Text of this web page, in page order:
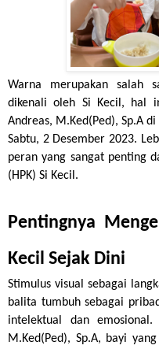
Warna merupakan salah
dikenali oleh Si Kecil, hal
Andreas, M.Ked(Ped), Sp.A
Sabtu, 2 Desember 2023.
peran yang sangat penting
(HPK) Si Kecil.
Pentingnya
Kecil Sejak Dini
Stimulus visual sebagai
balita tumbuh sebagai
intelektual dan
M.Ked(Ped), Sp.A, bayi